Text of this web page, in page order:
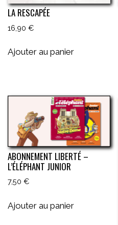
LA RESCAPÉE
16,90 €
Ajouter au panier
ABONNEMENT LIBERTÉ –
L’ÉLÉPHANT JUNIOR
7,50 €
Ajouter au panier